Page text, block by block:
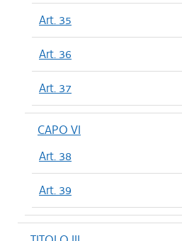
Art. 35
Art. 36
Art. 37
CAPO VI
Art. 38
Art. 39